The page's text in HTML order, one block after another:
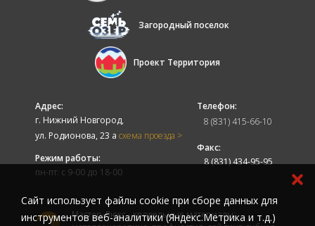
Загородный поселок
Проект Территория
Адрес:
г. Нижний Новгород,
ул. Родионова, 23 а схема проезда >
Режим работы:
пн-пт: с 9-00 до 18-00
Телефон:
8 (831) 415-66-10
Факс:
8 (831) 434-95-95
Мастер-Люкс - кровельные материалы:
Cайт использует файлы cookie при сборе данных для
инструментов веб-аналитики (Яндекс.Метрика и т.д.)